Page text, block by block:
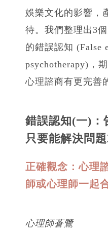
娛樂文化的影響，
待。我們整理出3
的錯誤認知 (False
psychotherapy)，
心理諮商有更完善
錯誤認知(一)：
只要能解決問
正確觀念：心理
師或心理師一起
心理師蒼鷺